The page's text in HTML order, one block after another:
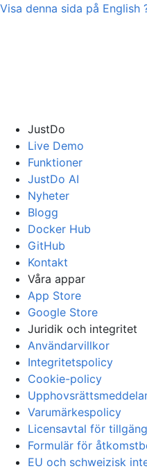
Visa denna sida på English
JustDo
Live Demo
Funktioner
JustDo AI
Nyheter
Blogg
Docker Hub
GitHub
Kontakt
Våra appar
App Store
Google Store
Juridik och integritet
Användarvillkor
Integritetspolicy
Cookie-policy
Varumärkespolicy
Licensavtal för
Formulär för
EU och schweizisk